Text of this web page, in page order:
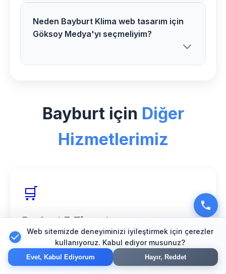
geçebilirsiniz.
Evet, Demirözü bölgesindeki tüm
müşterilerimize Klima web tasarım
bakım hizmeti sunuyoruz.
Neden Bayburt Klima web tasarım için
Göksoy Medya'yı seçmeliyim?
ve müşteri memnuniyeti odaklı
yaklaşımımızla web tasarım alanında
güvenilir bir partner olarak hizmet
Bayburt için Diğer
Hizmetlerimiz
🛒
Bayburt E-Ticaret
Güvenli online mağaza çözümleri
Web sitemizde deneyiminizi iyileştirmek için çerezler
kullanıyoruz. Kabul ediyor musunuz?
Evet, Kabul Ediyorum Hayır, Reddet